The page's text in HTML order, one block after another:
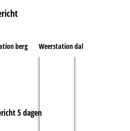
berg Weerstation dal
5 dagen